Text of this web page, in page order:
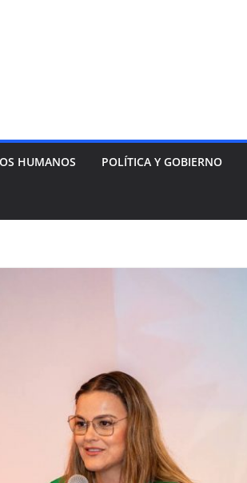
HUMANOS POLÍTICA Y GOBIERNO